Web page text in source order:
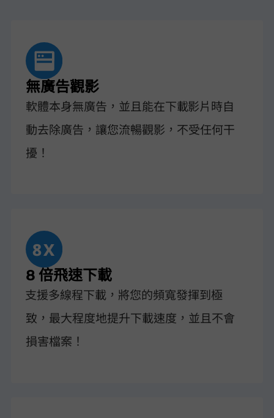
無廣告觀影
軟體本身無廣告，並且能在下載 Facebook 影片時自
動去除廣告，讓您流暢觀影，不受任何干
擾！
8 倍飛速下載
VideoHunter Facebook Downloader 支援多線程下載，將您的頻寬發揮到極
致，最大程度地提升下載速度，並且不會
損害檔案！